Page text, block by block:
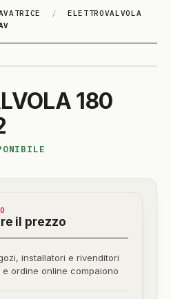
/
ELETTROVALVOLA
180
il prezzo
installatori e rivenditori
ordine online compaiono